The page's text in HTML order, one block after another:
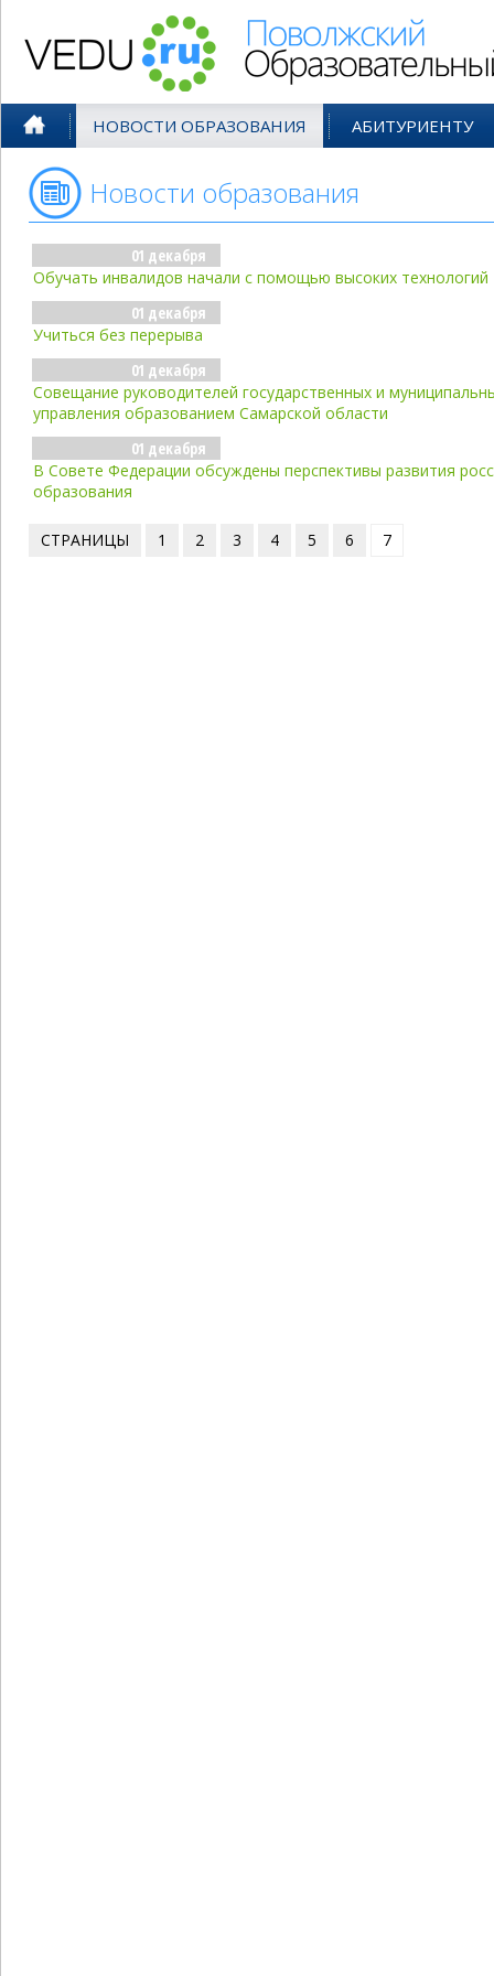
НОВОСТИ ОБРАЗОВАНИЯ АБИТУРИЕНТУ
Новости образования
01 декабря
Обучать инвалидов начали с помощью высоких технологий
01 декабря
Учиться без перерыва
01 декабря
Совещание руководителей государственных и
управления образованием Самарской области
01 декабря
В Совете Федерации обсуждены перспективы развития
образования
СТРАНИЦЫ 1 2 3 4 5 6 7